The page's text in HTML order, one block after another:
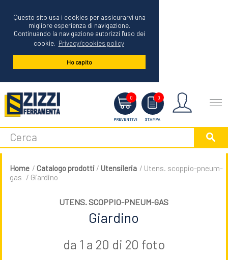
Questo sito usa i cookies per assicurarvi una
migliore esperienza di navigazione.
Continuando la navigazione autorizzi l'uso dei
cookie. Privacy/cookies policy
Ho capito
0
PREVENTIVI
0
STAMPA
Menu
Home / Catalogo prodotti/ Utensileria / Utens. scoppio-pneum-
gas / Giardino
UTENS. SCOPPIO-PNEUM-GAS
Giardino
da 1 a 20 di 20 foto